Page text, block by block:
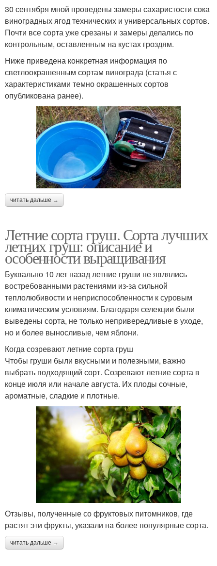
30 сентября мной проведены замеры сахаристости сока
виноградных ягод технических и универсальных сортов.
Почти все сорта уже срезаны и замеры делались по
контрольным, оставленным на кустах гроздям.
Ниже приведена конкретная информация по
светлоокрашенным сортам винограда (статья с
характеристиками темно окрашенных сортов
опубликована ранее).
читать дальше →
Летние сорта груш. Сорта лучших
летних груш: описание и
особенности выращивания
Буквально 10 лет назад летние груши не являлись
востребованными растениями из-за сильной
теплолюбивости и неприспособленности к суровым
климатическим условиям. Благодаря селекции были
выведены сорта, не только непривередливые в уходе,
но и более выносливые, чем яблони.
Когда созревают летние сорта груш
Чтобы груши были вкусными и полезными, важно
выбрать подходящий сорт. Созревают летние сорта в
конце июля или начале августа. Их плоды сочные,
ароматные, сладкие и плотные.
Отзывы, полученные со фруктовых питомников, где
растят эти фрукты, указали на более популярные сорта.
читать дальше →